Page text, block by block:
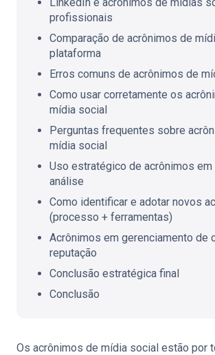
profissionais
Comparação de acrônimos de
plataforma
Erros comuns de acrônimos de
Como usar corretamente os
mídia social
Perguntas frequentes sobre
mídia social
Uso estratégico de acrônimos em
análise
Como identificar e adotar novos
(processo + ferramentas)
Acrônimos em gerenciamento de
reputação
Conclusão estratégica final
Conclusão
Os acrônimos de mídia social estão por